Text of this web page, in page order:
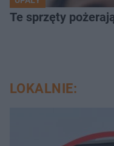
Te sprzęty
LOKALNIE: